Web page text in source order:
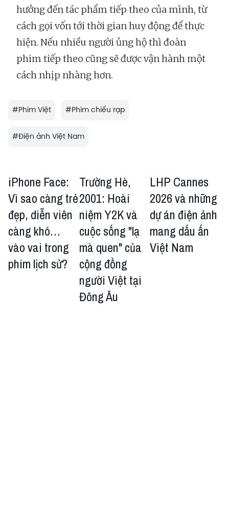
hưởng đến tác phẩm tiếp theo của mình, từ
cách gọi vốn tới thời gian huy động để thực
hiện. Nếu nhiều người ủng hộ thì đoàn
phim tiếp theo cũng sẽ được vận hành một
cách nhịp nhàng hơn.
#Phim Việt #Phim chiếu rạp
#Điện ảnh Việt Nam
iPhone Face:
Vì sao càng trẻ
đẹp, diễn viên
càng khó…
vào vai trong
phim lịch sử?
Trường Hè,
2001: Hoài
niệm Y2K và
cuộc sống "lạ
mà quen" của
cộng đồng
người Việt tại
Đông Âu
LHP Cannes
2026 và những
dự án điện ảnh
mang dấu ấn
Việt Nam